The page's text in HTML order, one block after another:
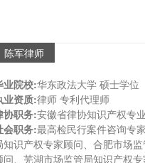
陈军律师
业院校:华东政法大学 硕士学位
业资质:律师 专利代理师
协职务:安徽省律协知识产权专
会职务:最高检民行案件咨询专
知识产权专家顾问、合肥市场
问、芜湖市场监管局知识产权